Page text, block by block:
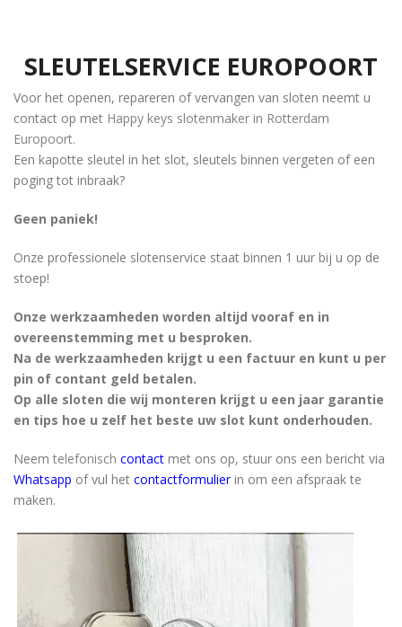
SLEUTELSERVICE EUROPOORT
Voor het openen, repareren of vervangen van sloten neemt u
contact op met Happy keys slotenmaker in Rotterdam
Europoort.
Een kapotte sleutel in het slot, sleutels binnen vergeten of een
poging tot inbraak?
Geen paniek!
Onze professionele slotenservice staat binnen 1 uur bij u op de
stoep!
Onze werkzaamheden worden altijd vooraf en in
overeenstemming met u besproken.
Na de werkzaamheden krijgt u een factuur en kunt u per
pin of contant geld betalen.
Op alle sloten die wij monteren krijgt u een jaar garantie
en tips hoe u zelf het beste uw slot kunt onderhouden.
Neem telefonisch contact met ons op, stuur ons een bericht via
Whatsapp of vul het contactformulierin om een afspraak te
maken.